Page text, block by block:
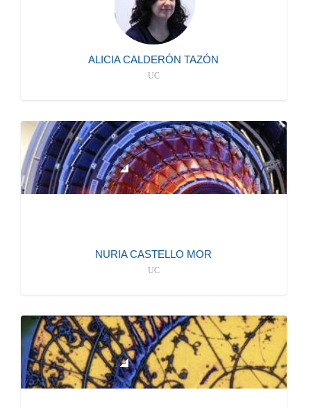
ALICIA CALDERÓN TAZÓN
UC
NURIA CASTELLO MOR
UC
942202087
S101
mailto: castello@ifca.unican.es
CONTRATADO/A DOCTOR
942206737
011
mailto:duarte@ifca.unican.es
INVESTIGADOR/A